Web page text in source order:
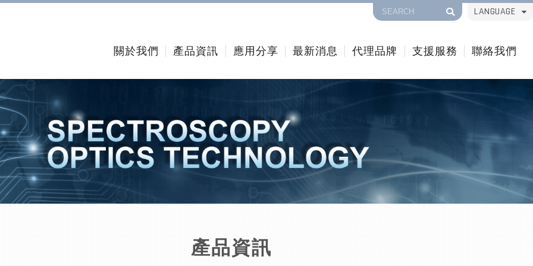
LANGUAGE
關於我們 產品資訊 應用分享 最新消息 代理品牌 支援服務 聯絡我們
產品資訊